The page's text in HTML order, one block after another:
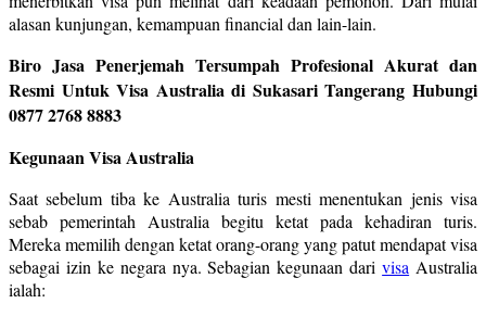
alasan kunjungan, kemampuan financial dan lain-lain.
Biro Jasa Penerjemah Tersumpah Profesional Akurat dan
Resmi Untuk Visa Australia di Sukasari Tangerang Hubungi
0877 2768 8883
Kegunaan Visa Australia
Saat sebelum tiba ke Australia turis mesti menentukan jenis visa
sebab pemerintah Australia begitu ketat pada kehadiran turis.
Mereka memilih dengan ketat orang-orang yang patut mendapat visa
sebagai izin ke negara nya. Sebagian kegunaan darivisa Australia
ialah: